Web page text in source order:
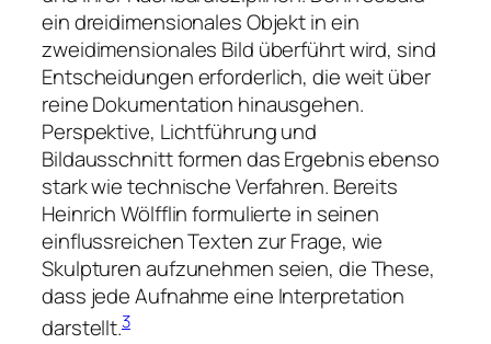
ein dreidimensionales Objekt in ein
zweidimensionales Bild überführt wird, sind
Entscheidungen erforderlich, die weit über
reine Dokumentation hinausgehen.
Perspektive, Lichtführung und
Bildausschnitt formen das Ergebnis ebenso
stark wie technische Verfahren. Bereits
Heinrich Wölfflin formulierte in seinen
einflussreichen Texten zur Frage, wie
Skulpturen aufzunehmen seien, die These,
dass jede Aufnahme eine Interpretation
darstellt.3